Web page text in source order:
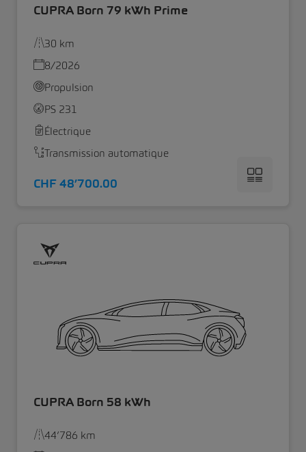
CUPRA Born 79 kWh Prime
30 km
8/2026
Propulsion
PS 231
Électrique
Transmission automatique
CHF 48’700.00
CUPRA Born 58 kWh
44’786 km